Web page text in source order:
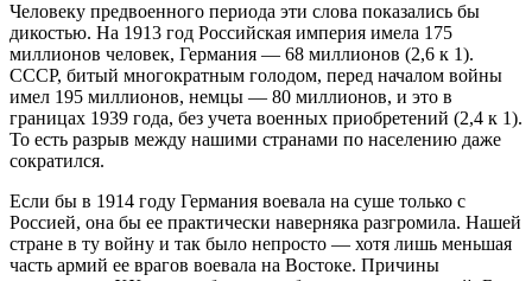
Человеку предвоенного периода эти слова показались бы
дикостью. На 1913 год Российская империя имела 175
миллионов человек, Германия — 68 миллионов (2,6 к 1).
СССР, битый многократным голодом, перед началом войны
имел 195 миллионов, немцы — 80 миллионов, и это в
границах 1939 года, без учета военных приобретений (2,4 к 1).
То есть разрыв между нашими странами по населению даже
сократился.
Если бы в 1914 году Германия воевала на суше только с
Россией, она бы ее практически наверняка разгромила. Нашей
стране в ту войну и так было непросто — хотя лишь меньшая
часть армий ее врагов воевала на Востоке. Причины